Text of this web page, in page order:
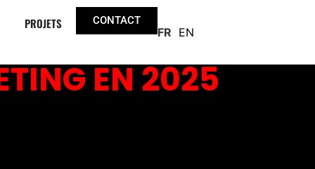
PROJETS CONTACT
FR EN
EN 2025